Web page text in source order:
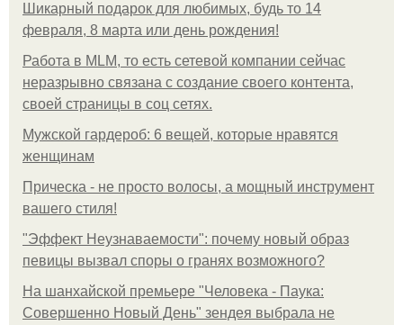
Шикарный подарок для любимых, будь то 14
февраля, 8 марта или день рождения!
Работа в MLM, то есть сетевой компании сейчас
неразрывно связана с создание своего контента,
своей страницы в соц сетях.
Мужской гардероб: 6 вещей, которые нравятся
женщинам
Прическа - не просто волосы, а мощный инструмент
вашего стиля!
"Эффект Неузнаваемости": почему новый образ
певицы вызвал споры о гранях возможного?
На шанхайской премьере "Человека - Паука:
Совершенно Новый День" зендея выбрала не